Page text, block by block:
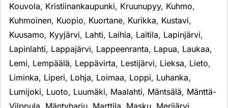
Kouvola, Kristiinankaupunki, Kruunupyy, Kuhmo,
Kuhmoinen, Kuopio, Kuortane, Kurikka, Kustavi,
Kuusamo, Kyyjärvi, Lahti, Laihia, Laitila, Lapinjärvi,
Lapinlahti, Lappajärvi, Lappeenranta, Lapua, Laukaa,
Lemi, Lempäälä, Leppävirta, Lestijärvi, Lieksa, Lieto,
Liminka, Liperi, Lohja, Loimaa, Loppi, Luhanka,
Lumijoki, Luoto, Luumäki, Maalahti, Mäntsälä, Mänttä-
Vilppula, Mäntyharju, Marttila, Masku, Merijärvi,